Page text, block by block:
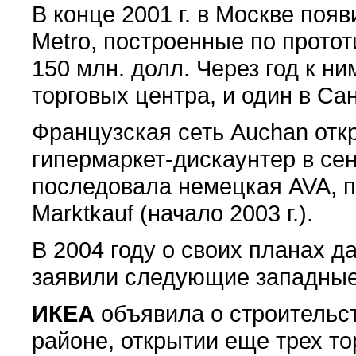
В конце 2001 г. в Москве
Metro, построенные по
150 млн. долл. Через год к
торговых центра, и один в
Французская сеть Auchan
гипермаркет-дискаунтер в
последовала немецкая AVA,
Marktkauf (начало 2003 г.).
В 2004 году о своих планах
заявили следующие
ИКЕА объявила о
районе, открытии еще трех